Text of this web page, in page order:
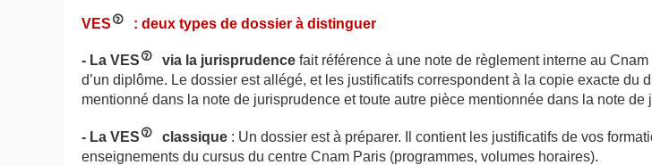
VES : deux types de dossier à distinguer
- La VES via la jurisprudencefait référence à une note de règlement interne au
d’un diplôme. Le dossier est allégé, et les justificatifs correspondent à la copie exacte du
mentionné dans la note de jurisprudence et toute autre pièce mentionnée dans la note de
- La VES classique : Un dossier est à préparer. Il contient les justificatifs de vos
enseignements du cursus du centre Cnam Paris (programmes, volumes horaires).